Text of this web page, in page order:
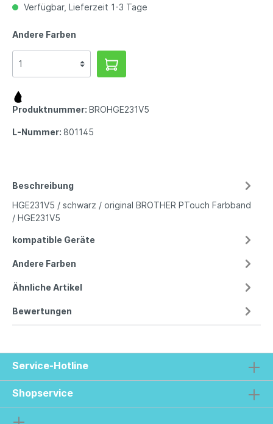
Verfügbar, Lieferzeit 1-3 Tage
Andere Farben
Produktnummer: BROHGE231V5
L-Nummer: 801145
Beschreibung
HGE231V5 / schwarz / original BROTHER PTouch Farbband
/ HGE231V5
kompatible Geräte
Andere Farben
Ähnliche Artikel
Bewertungen
Service-Hotline
Shopservice